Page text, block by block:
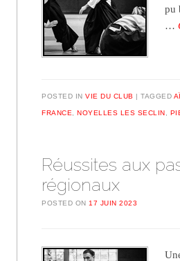
pu
…
POSTED INVIE DU CLUB TAGGED
FRANCE ,NOYELLES LES SECLIN
Réussites aux
régionaux
POSTED ON17 JUIN 2023